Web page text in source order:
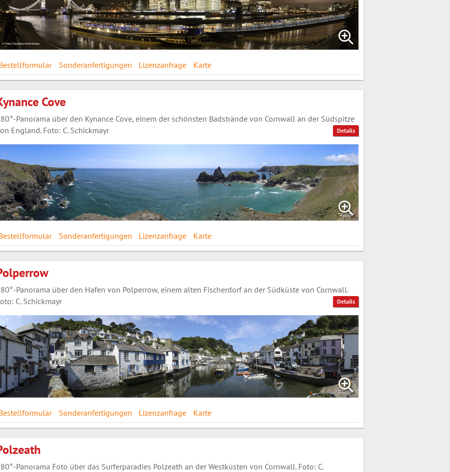
Sonderanfertigungen Lizenzanfrage Karte
Details
Cove
Panorama über den Kynance Cove, einem der schönsten Badstrände von Cornwall an der Südspitze
England. Foto: C. Schickmayr
Sonderanfertigungen Lizenzanfrage Karte
Details
Panorama über den Hafen von Polperrow, einem alten Fischerdorf an der Südküste von Cornwall.
C. Schickmayr
Sonderanfertigungen Lizenzanfrage Karte
Panorama Foto über das Surferparadies Polzeath an der Westküsten von Cornwall. Foto: C.